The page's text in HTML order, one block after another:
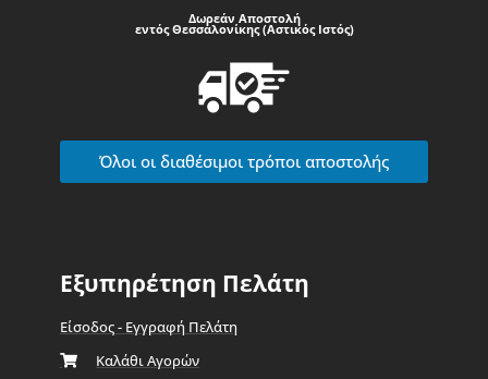
Δωρεάν Αποστολή
εντός Θεσσαλονίκης (Αστικός Ιστός)
Όλοι οι διαθέσιμοι τρόποι αποστολής
Εξυπηρέτηση Πελάτη
Είσοδος - Εγγραφή Πελάτη
Καλάθι Αγορών